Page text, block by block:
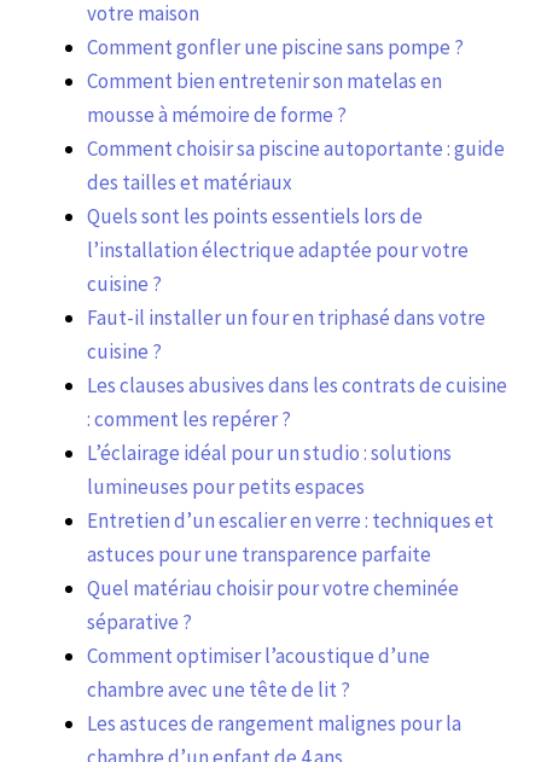
votre maison
Comment gonfler une piscine sans pompe ?
Comment bien entretenir son matelas en
mousse à mémoire de forme ?
Comment choisir sa piscine autoportante : guide
des tailles et matériaux
Quels sont les points essentiels lors de
l’installation électrique adaptée pour votre
cuisine ?
Faut-il installer un four en triphasé dans votre
cuisine ?
Les clauses abusives dans les contrats de cuisine
: comment les repérer ?
L’éclairage idéal pour un studio : solutions
lumineuses pour petits espaces
Entretien d’un escalier en verre : techniques et
astuces pour une transparence parfaite
Quel matériau choisir pour votre cheminée
séparative ?
Comment optimiser l’acoustique d’une
chambre avec une tête de lit ?
Les astuces de rangement malignes pour la